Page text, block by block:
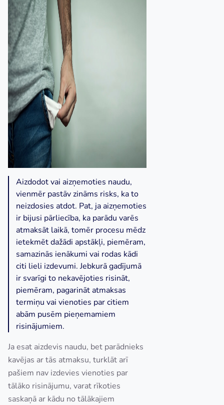
Aizdodot vai aizņemoties naudu,
vienmēr pastāv zināms risks, ka to
neizdosies atdot. Pat, ja aizņemoties
ir bijusi pārliecība, ka parādu varēs
atmaksāt laikā, tomēr procesu mēdz
ietekmēt dažādi apstākļi, piemēram,
samazinās ienākumi vai rodas kādi
citi lieli izdevumi. Jebkurā gadījumā
ir svarīgi to nekavējoties risināt,
piemēram, pagarināt atmaksas
termiņu vai vienoties par citiem
abām pusēm pieņemamiem
risinājumiem.
Ja esat aizdevis naudu, bet parādnieks
kavējas ar tās atmaksu, turklāt arī
pašiem nav izdevies vienoties par
tālāko risinājumu, varat rīkoties
saskaņā ar kādu no tālākajiem